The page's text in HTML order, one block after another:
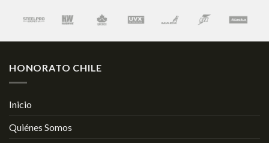
HONORATO CHILE
Inicio
Quiénes Somos